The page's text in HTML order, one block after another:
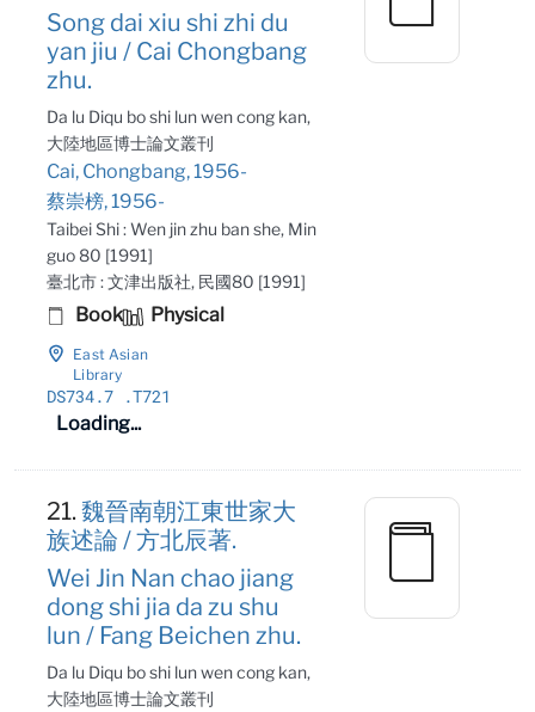
Song dai xiu shi zhi du
yan jiu / Cai Chongbang
zhu.
Da lu Diqu bo shi lun wen cong kan,
大陸地區博士論文叢刊
Cai, Chongbang, 1956-
蔡崇榜, 1956-
Taibei Shi : Wen jin zhu ban she, Min
guo 80 [1991]
臺北市 : 文津出版社, 民國80 [1991]
Book Physical
East Asian
Library
DS734.7 .T721
Loading...
21.魏晉南朝江東世家大
族述論 / 方北辰著.
Wei Jin Nan chao jiang
dong shi jia da zu shu
lun / Fang Beichen zhu.
Da lu Diqu bo shi lun wen cong kan,
大陸地區博士論文叢刊